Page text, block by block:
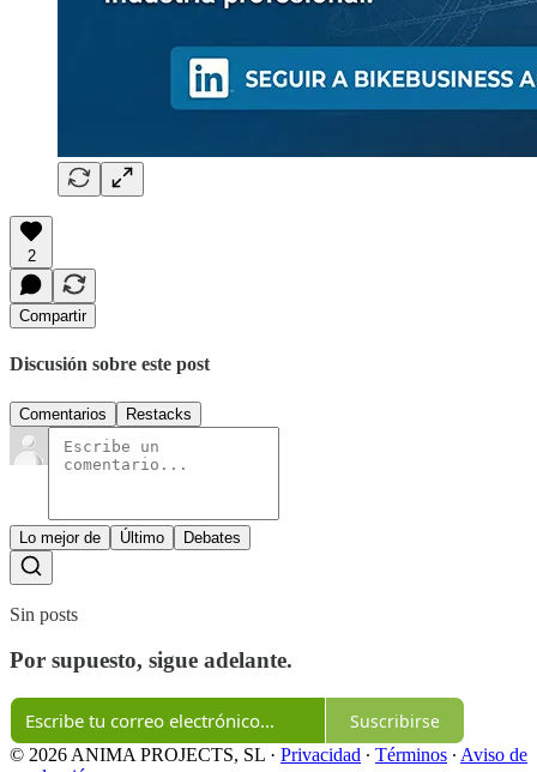
2
Compartir
Discusión sobre este post
Comentarios Restacks
Lo mejor de Último Debates
Sin posts
Por supuesto, sigue adelante.
Suscribirse
© 2026 ANIMA PROJECTS, SL · Privacidad ∙ Términos ∙ Aviso de